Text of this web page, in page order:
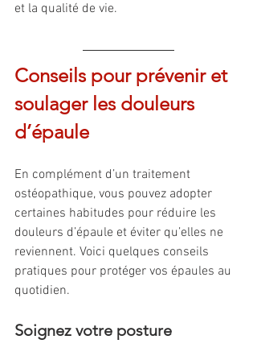
et la qualité de vie.
Conseils pour prévenir et
soulager les douleurs
d’épaule
En complément d’un traitement
ostéopathique, vous pouvez adopter
certaines habitudes pour réduire les
douleurs d’épaule et éviter qu’elles ne
reviennent. Voici quelques conseils
pratiques pour protéger vos épaules au
quotidien.
Soignez votre posture